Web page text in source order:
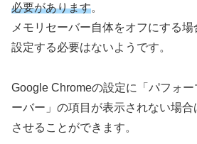
必要があります。
メモリセーバー自体をオフにする
設定する必要はないようです。
Google Chromeの設定に「パフォ
ーバー」の項目が表示されない場
させることができます。